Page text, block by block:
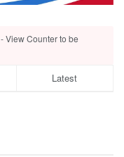
View Counter to be
Latest